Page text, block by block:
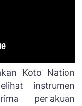
Koto Nation
instrumen
perlakuan